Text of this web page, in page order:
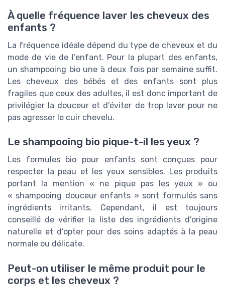
À quelle fréquence laver les cheveux des
enfants ?
La fréquence idéale dépend du type de cheveux et du
mode de vie de l’enfant. Pour la plupart des enfants,
un shampooing bio une à deux fois par semaine suffit.
Les cheveux des bébés et des enfants sont plus
fragiles que ceux des adultes, il est donc important de
privilégier la douceur et d’éviter de trop laver pour ne
pas agresser le cuir chevelu.
Le shampooing bio pique-t-il les yeux ?
Les formules bio pour enfants sont conçues pour
respecter la peau et les yeux sensibles. Les produits
portant la mention « ne pique pas les yeux » ou
« shampooing douceur enfants » sont formulés sans
ingrédients irritants. Cependant, il est toujours
conseillé de vérifier la liste des ingrédients d’origine
naturelle et d’opter pour des soins adaptés à la peau
normale ou délicate.
Peut-on utiliser le même produit pour le
corps et les cheveux ?